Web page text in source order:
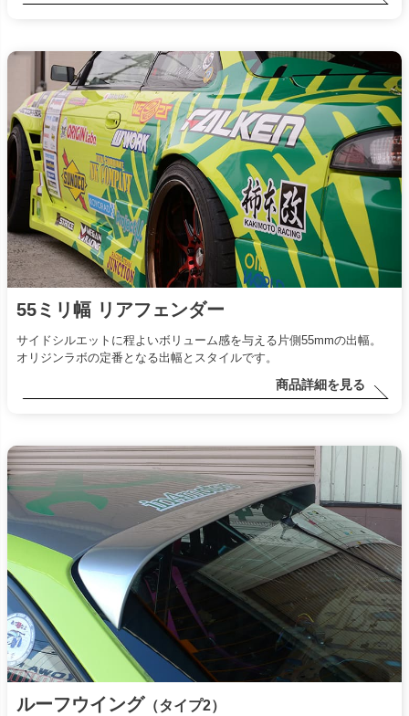
55ミリ幅 リアフェンダー
サイドシルエットに程よいボリューム感を与える片側55mmの出幅。
オリジンラボの定番となる出幅とスタイルです。
商品詳細を見る
ルーフウイング （タイプ2）